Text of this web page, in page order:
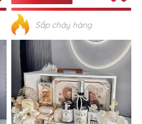
Sắp cháy hàng